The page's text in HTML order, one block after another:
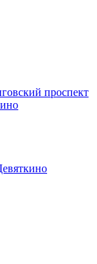
проспект